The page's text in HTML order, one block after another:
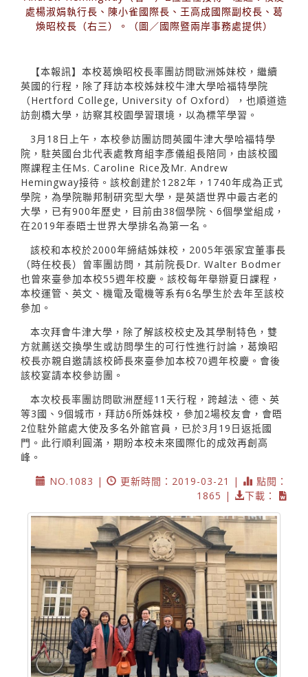
處楊淑娟執行長、陳小雀國際長、王高成國際副校長、葛
煥昭校長（右三）。（圖／國際暨兩岸事務處提供）
【本報訊】本校葛煥昭校長率團訪問歐洲姊妹校，繼續
英國的行程，除了拜訪本校姊妹校牛津大學哈福特學院
（Hertford College, University of Oxford），也順道造
訪劍橋大學，訪察其校園學習環境，以為標竿學習。
3月18日上午，本校參訪團訪問英國牛津大學哈福特學
院，駐英國台北代表處教育組李彥儀組長陪同，由該校國
際課程主任Ms. Caroline Rice及Mr. Andrew
Hemingway接待。該校創建於1282年，1740年成為正式
學院，為學院聯邦制研究型大學，是英語世界中最古老的
大學，已有900年歷史，目前由38個學院、6個學堂組成，
在2019年泰晤士世界大學排名為第一名。
該校和本校於2000年締結姊妹校，2005年張家宜董事長
（時任校長）曾率團訪問，其前院長Dr. Walter Bodmer
也曾來臺參加本校55週年校慶。該校每年舉辦夏日課程，
本校運管、英文、機電及電機等系有6名學生於去年至該校
參加。
本次拜會牛津大學，除了解該校校史及其學制特色，雙
方就薦送交換學生或訪問學生的可行性進行討論，葛煥昭
校長亦親自邀請該校師長來臺參加本校70週年校慶。會後
該校宴請本校參訪團。
本次校長率團訪問歐洲歷經11天行程，跨越法、德、英
等3國、9個城市，拜訪6所姊妹校，參加2場校友會，會晤
2位駐外館處大使及多名外館官員，已於3月19日返抵國
門。此行順利圓滿，期盼本校未來國際化的成效再創高
峰。
NO.1083 |
更新時間：2019-03-21 |
點閱：
1865 |
下載：